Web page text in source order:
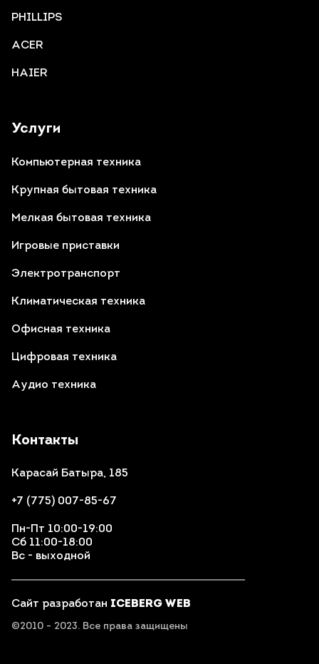
Контакты
Карасай Батыра, 185
+7 (775) 007-85-67
Пн-Пт 10:00-19:00
Сб 11:00-18:00
Вс - выходной
Сайт разработан ICEBERG WEB
©2010 - 2023. Все права защищены
Услуги
Компьютерная техника
Крупная бытовая техника
Мелкая бытовая техника
Игровые приставки
Электротранспорт
Климатическая техника
Офисная техника
Цифровая техника
Аудио техника
PHILLIPS
ACER
HAIER